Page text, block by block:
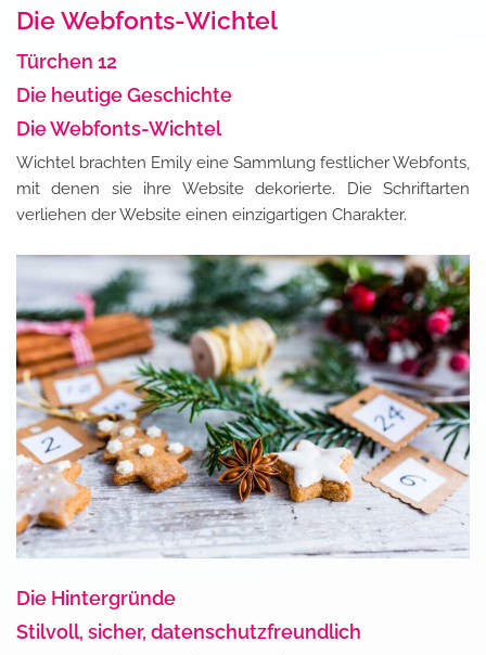
Die Webfonts-Wichtel
Türchen 12
Die heutige Geschichte
Die Webfonts-Wichtel
Wichtel brachten Emily eine Sammlung festlicher Webfonts,
mit denen sie ihre Website dekorierte. Die Schriftarten
verliehen der Website einen einzigartigen Charakter.
Die Hintergründe
Stilvoll, sicher, datenschutzfreundlich